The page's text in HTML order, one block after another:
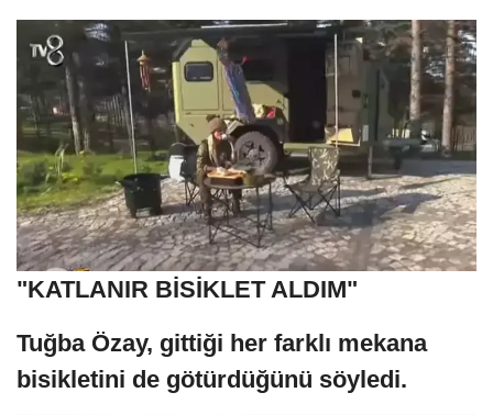
"KATLANIR BİSİKLET ALDIM"
Tuğba Özay, gittiği her farklı mekana
bisikletini de götürdüğünü söyledi.